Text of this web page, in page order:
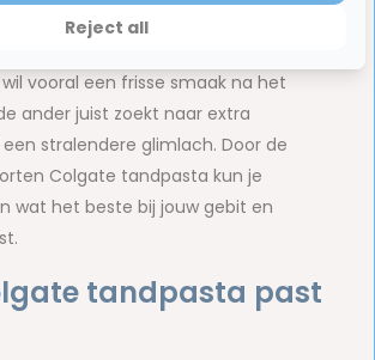
tandpasta is dat de producten
vooral een frisse smaak na het
ander juist zoekt naar extra
stralendere glimlach. Door de
Colgate tandpasta kun je
wat het beste bij jouw gebit en
tandpasta past
Reject all